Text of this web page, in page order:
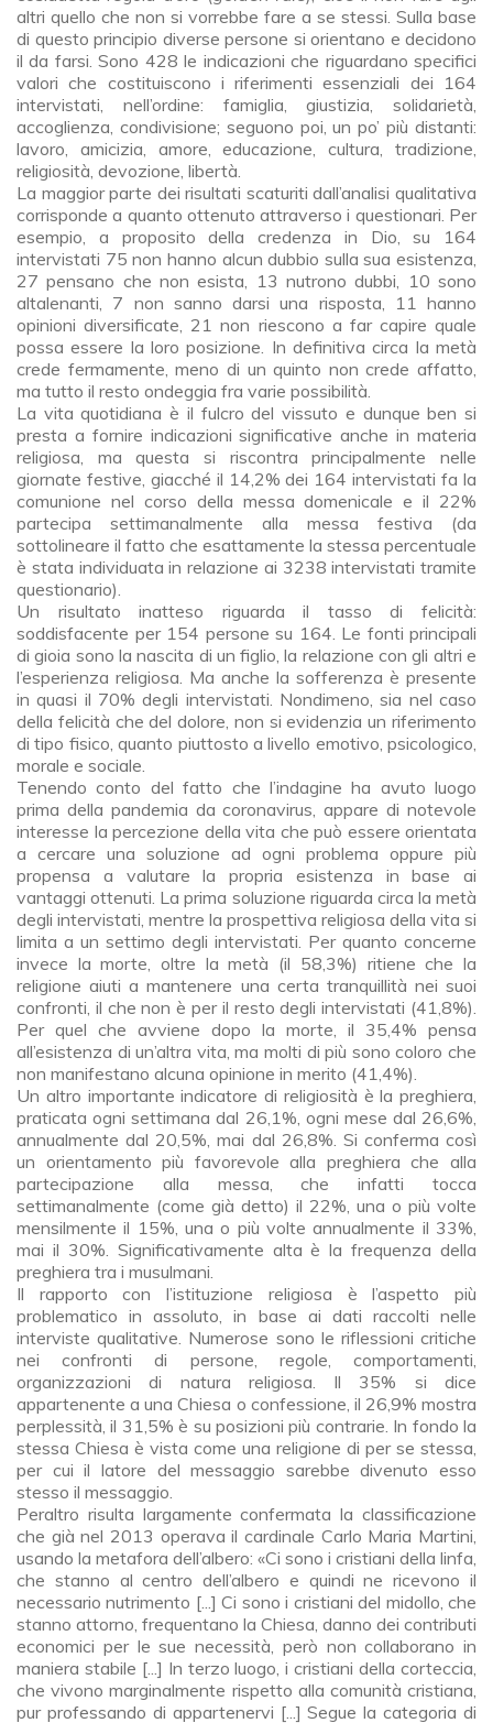
altri quello che non si vorrebbe fare a se stessi. Sulla base
di questo principio diverse persone si orientano e decidono
il da farsi. Sono 428 le indicazioni che riguardano specifici
valori che costituiscono i riferimenti essenziali dei 164
intervistati, nell’ordine: famiglia, giustizia, solidarietà,
accoglienza, condivisione; seguono poi, un po’ più distanti:
lavoro, amicizia, amore, educazione, cultura, tradizione,
religiosità, devozione, libertà.
La maggior parte dei risultati scaturiti dall’analisi qualitativa
corrisponde a quanto ottenuto attraverso i questionari. Per
esempio, a proposito della credenza in Dio, su 164
intervistati 75 non hanno alcun dubbio sulla sua esistenza,
27 pensano che non esista, 13 nutrono dubbi, 10 sono
altalenanti, 7 non sanno darsi una risposta, 11 hanno
opinioni diversificate, 21 non riescono a far capire quale
possa essere la loro posizione. In definitiva circa la metà
crede fermamente, meno di un quinto non crede affatto,
ma tutto il resto ondeggia fra varie possibilità.
La vita quotidiana è il fulcro del vissuto e dunque ben si
presta a fornire indicazioni significative anche in materia
religiosa, ma questa si riscontra principalmente nelle
giornate festive, giacché il 14,2% dei 164 intervistati fa la
comunione nel corso della messa domenicale e il 22%
partecipa settimanalmente alla messa festiva (da
sottolineare il fatto che esattamente la stessa percentuale
è stata individuata in relazione ai 3238 intervistati tramite
questionario).
Un risultato inatteso riguarda il tasso di felicità:
soddisfacente per 154 persone su 164. Le fonti principali
di gioia sono la nascita di un figlio, la relazione con gli altri e
l’esperienza religiosa. Ma anche la sofferenza è presente
in quasi il 70% degli intervistati. Nondimeno, sia nel caso
della felicità che del dolore, non si evidenzia un riferimento
di tipo fisico, quanto piuttosto a livello emotivo, psicologico,
morale e sociale.
Tenendo conto del fatto che l’indagine ha avuto luogo
prima della pandemia da coronavirus, appare di notevole
interesse la percezione della vita che può essere orientata
a cercare una soluzione ad ogni problema oppure più
propensa a valutare la propria esistenza in base ai
vantaggi ottenuti. La prima soluzione riguarda circa la metà
degli intervistati, mentre la prospettiva religiosa della vita si
limita a un settimo degli intervistati. Per quanto concerne
invece la morte, oltre la metà (il 58,3%) ritiene che la
religione aiuti a mantenere una certa tranquillità nei suoi
confronti, il che non è per il resto degli intervistati (41,8%).
Per quel che avviene dopo la morte, il 35,4% pensa
all’esistenza di un’altra vita, ma molti di più sono coloro che
non manifestano alcuna opinione in merito (41,4%).
Un altro importante indicatore di religiosità è la preghiera,
praticata ogni settimana dal 26,1%, ogni mese dal 26,6%,
annualmente dal 20,5%, mai dal 26,8%. Si conferma così
un orientamento più favorevole alla preghiera che alla
partecipazione alla messa, che infatti tocca
settimanalmente (come già detto) il 22%, una o più volte
mensilmente il 15%, una o più volte annualmente il 33%,
mai il 30%. Significativamente alta è la frequenza della
preghiera tra i musulmani.
Il rapporto con l’istituzione religiosa è l’aspetto più
problematico in assoluto, in base ai dati raccolti nelle
interviste qualitative. Numerose sono le riflessioni critiche
nei confronti di persone, regole, comportamenti,
organizzazioni di natura religiosa. Il 35% si dice
appartenente a una Chiesa o confessione, il 26,9% mostra
perplessità, il 31,5% è su posizioni più contrarie. In fondo la
stessa Chiesa è vista come una religione di per se stessa,
per cui il latore del messaggio sarebbe divenuto esso
stesso il messaggio.
Peraltro risulta largamente confermata la classificazione
che già nel 2013 operava il cardinale Carlo Maria Martini,
usando la metafora dell’albero: «Ci sono i cristiani della linfa,
che stanno al centro dell’albero e quindi ne ricevono il
necessario nutrimento [...] Ci sono i cristiani del midollo, che
stanno attorno, frequentano la Chiesa, danno dei contributi
economici per le sue necessità, però non collaborano in
maniera stabile [...] In terzo luogo, i cristiani della corteccia,
che vivono marginalmente rispetto alla comunità cristiana,
pur professando di appartenervi [...] Segue la categoria di